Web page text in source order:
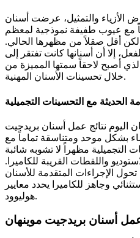
الأزياء والتمثيل، عرضت أسنان
مع عيوب طفيفة نموذجية لمعظم
لكن أقل صقلاً من مظهرها الحالي.
إلا أن أسنانها كانت تفتقر إلى
الذي أصبح لاحقاً سمتها المميزة من
خلال تحسينات الأسنان المهنية.
الحديثة مع التحسينات التجميلية
اليوم نتائج عمل أسنان بريدجيت
بشكل موحد ومتناسقة تماماً مع
التجميلية مظهراً لا تشوبه شائبة
واللقطات القريبة للكاميرا.
الإجراءات المتقدمة للأسنان
وجاهز للكاميرا يحدد معايير
هوليوود.
أسنان بريدجيت موينهان